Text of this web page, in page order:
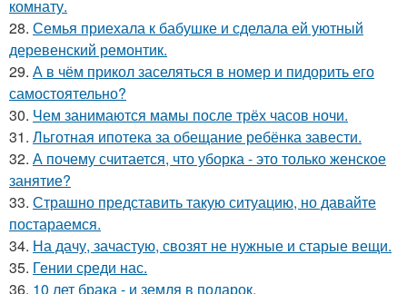
комнату.
28. Семья приехала к бабушке и сделала ей уютный
деревенский ремонтик.
29. А в чём прикол заселяться в номер и пидорить его
самостоятельно?
30. Чем занимаются мамы после трёх часов ночи.
31. Льготная ипотека за обещание ребёнка завести.
32. А почему считается, что уборка - это только женское
занятие?
33. Страшно представить такую ситуацию, но давайте
постараемся.
34. На дачу, зачастую, свозят не нужные и старые вещи.
35. Гении среди нас.
36. 10 лет брака - и земля в подарок.